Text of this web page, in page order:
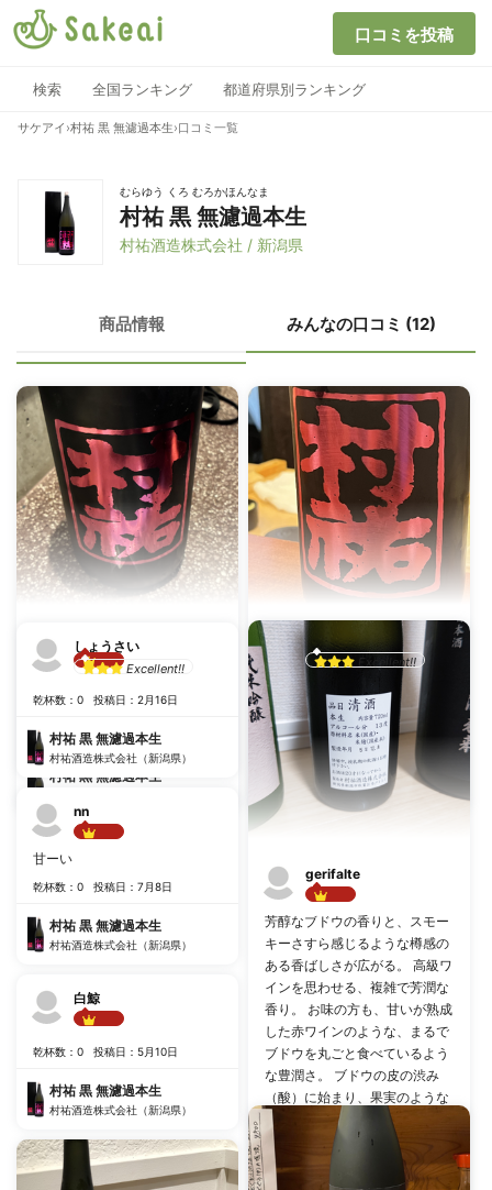
口コミを投稿
検索 全国ランキング 都道府県別ランキング
サケアイ ›村祐 黒 無濾過本生›口コミ一覧
むらゆう くろ むろかほんなま
村祐 黒 無濾過本生
村祐酒造株式会社 / 新潟県
商品情報 みんなの口コミ (12)
U
Best!!
仕方ないけどお高いですね
乾杯数：1 投稿日：6月13日
村祐 黒 無濾過本生
としっち
Excellent!!
# 後味スッキリ #旨味
乾杯数：0 投稿日：1月18日
村祐 黒 無濾過本生
村祐酒造株式会社（新潟県）
gerifalte
芳醇なブドウの香りと、スモー
キーさすら感じるような樽感の
ある香ばしさが広がる。 高級ワ
インを思わせる、複雑で芳潤な
香り。 お味の方も、甘いが熟成
した赤ワインのような、まるで
ブドウを丸ごと食べているよう
な豊潤さ。 ブドウの皮の渋み
（酸）に始まり、果実のような
ジューシーさが口いっぱいに広
がり、ほとんど感じない程度の
微かな苦味で流れていく… 残る
のは心地良い、仄かな余韻。 甘
# 濃厚な口当たり ブドウ
#
しょうさい
Excellent!!
乾杯数：0 投稿日：2月16日
村祐 黒 無濾過本生
村祐酒造株式会社（新潟県）
nn
甘ーい
乾杯数：0 投稿日：7月8日
村祐 黒 無濾過本生
村祐酒造株式会社（新潟県）
白鯨
乾杯数：0 投稿日：5月10日
村祐 黒 無濾過本生
村祐酒造株式会社（新潟県）